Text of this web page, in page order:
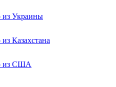
из Украины
Казахстана
из США